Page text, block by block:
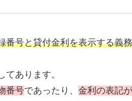
番号と貸付金利を表示する義
あります。
番号であったり、 金利の表記